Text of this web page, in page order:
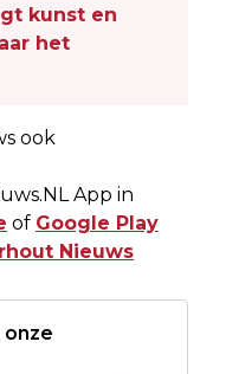
kunst en
het
ook
App in
of Google Play
Nieuws